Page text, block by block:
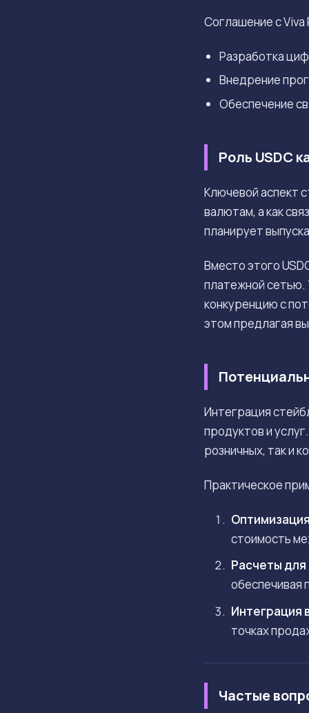
Соглашение с Viva
Разработка
Внедрение
Обеспечение
Роль USDC
Ключевой аспект
валютам, а как
планирует
Вместо этого
платежной сетью.
конкуренцию с
этом предлагая
Интеграция
продуктов и
розничных, так и
Практическое
стоимость
Расчеты для
обеспечивая
Интеграция
точках
Частые